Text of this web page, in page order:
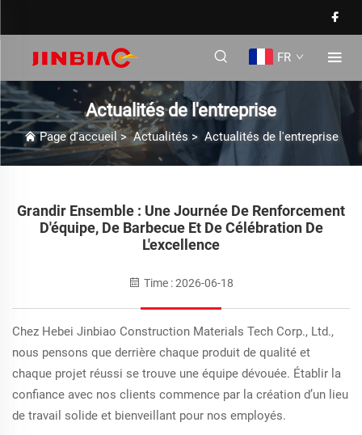
FR
Actualités de l'entreprise
Page d'accueil>Actualités > Actualités de l'entreprise
Grandir Ensemble : Une Journée De Renforcement
D'équipe, De Barbecue Et De Célébration De
L'excellence
Time : 2026-06-18
Chez Hebei Jinbiao Construction Materials Tech Corp., Ltd.,
nous pensons que derrière chaque produit de qualité et
chaque projet réussi se trouve une équipe dévouée. Établir la
confiance avec nos clients commence par la création d’un lieu
de travail solide et bienveillant pour nos employés.